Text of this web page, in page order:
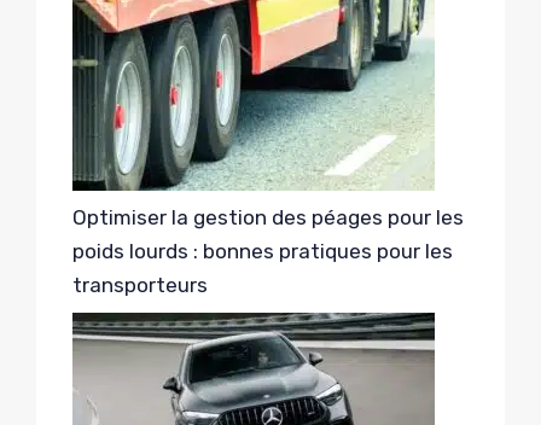
Optimiser la gestion des péages pour les
poids lourds : bonnes pratiques pour les
transporteurs